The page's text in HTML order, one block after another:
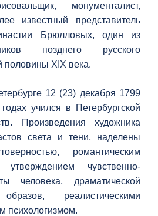
монументалист,
известный представитель
Брюлловых, один из
позднего русского
половины XIX века.
12 (23) декабря 1799
учился в Петербургской
Произведения художника
света и тени, наделены
романтическим
чувственно-
человека, драматической
реалистическими
психологизмом.